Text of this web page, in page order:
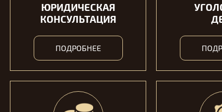
ЮРИДИЧЕСКАЯ
КОНСУЛЬТАЦИЯ
ПОДРОБНЕЕ